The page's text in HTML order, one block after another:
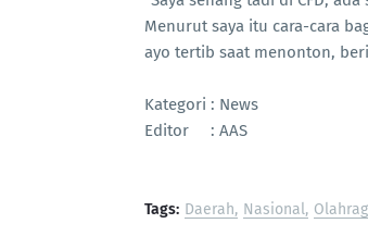
Menurut saya itu cara-cara
ayo tertib saat menonton,
Kategori : News
Editor : AAS
Tags: Daerah Nasional